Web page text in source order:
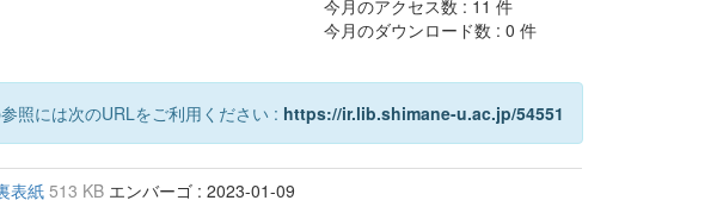
今月のアクセス数 : 11 件
今月のダウンロード数 :0 件
照には次のURLをご利用ください : https://ir.lib.shimane-u.ac.jp/54551
表紙513 KB エンバーゴ : 2023-01-09